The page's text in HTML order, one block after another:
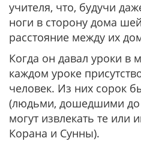
учителя, что, будучи
ноги в сторону дома
расстояние между их
Когда он давал уроки в
каждом уроке
человек. Из них сорок
(людьми, дошедшими до
могут извлекать те или
Корана и Сунны).